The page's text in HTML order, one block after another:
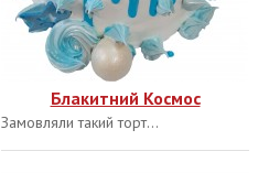
Блакитний Космос
Замовляли такий торт...